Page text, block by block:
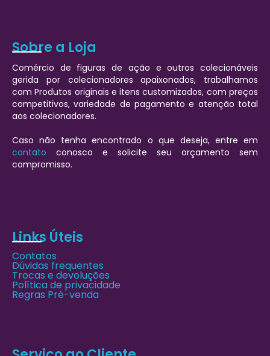
Sobre a Loja
Comércio de figuras de ação e outros colecionáveis
gerida por colecionadores apaixonados, trabalhamos
com Produtos originais e itens customizados, com preços
competitivos, variedade de pagamento e atenção total
aos colecionadores.
Caso não tenha encontrado o que deseja, entre em
contato conosco e solicite seu orçamento sem
compromisso.
Links Úteis
Contatos
Dúvidas frequentes
Trocas e devoluções
Política de privacidade
Regras Pré-venda